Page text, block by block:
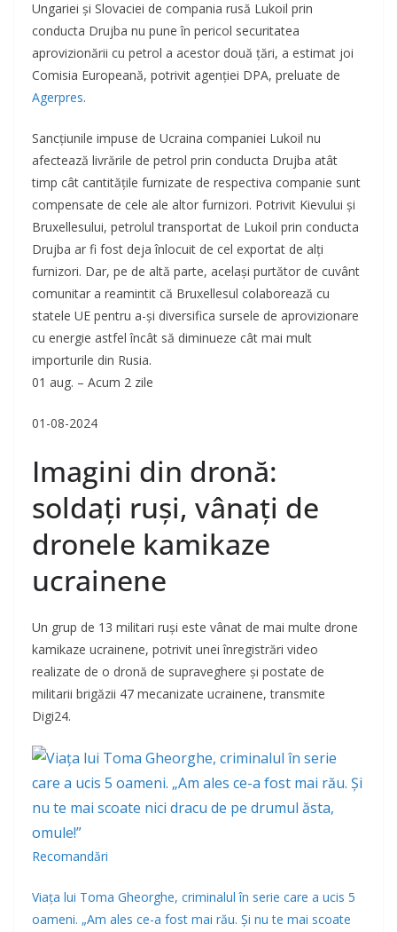
Ungariei şi Slovaciei de compania rusă Lukoil prin
conducta Drujba nu pune în pericol securitatea
aprovizionării cu petrol a acestor două ţări, a estimat joi
Comisia Europeană, potrivit agenţiei DPA, preluate de
Agerpres.
Sancţiunile impuse de Ucraina companiei Lukoil nu
afectează livrările de petrol prin conducta Drujba atât
timp cât cantităţile furnizate de respectiva companie sunt
compensate de cele ale altor furnizori. Potrivit Kievului şi
Bruxellesului, petrolul transportat de Lukoil prin conducta
Drujba ar fi fost deja înlocuit de cel exportat de alţi
furnizori. Dar, pe de altă parte, acelaşi purtător de cuvânt
comunitar a reamintit că Bruxellesul colaborează cu
statele UE pentru a-şi diversifica sursele de aprovizionare
cu energie astfel încât să diminueze cât mai mult
importurile din Rusia.
01 aug. – Acum 2 zile
01-08-2024
Imagini din dronă:
soldați ruși, vânați de
dronele kamikaze
ucrainene
Un grup de 13 militari ruși este vânat de mai multe drone
kamikaze ucrainene, potrivit unei înregistrări video
realizate de o dronă de supraveghere și postate de
militarii brigăzii 47 mecanizate ucrainene, transmite
Digi24.
Recomandări
Viaţa lui Toma Gheorghe, criminalul în serie care a ucis 5
oameni. „Am ales ce-a fost mai rău. Şi nu te mai scoate